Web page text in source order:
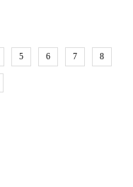
5 6 7 8